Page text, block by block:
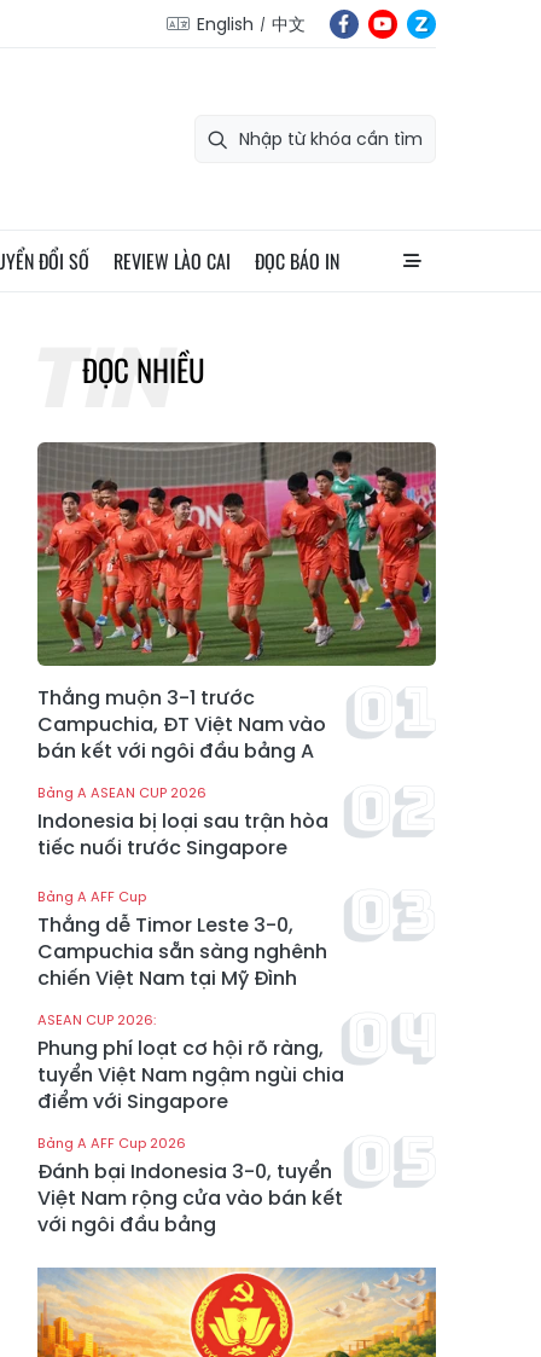
English 中文
ĐỔI SỐ REVIEW LÀO CAI ĐỌC BÁO IN
ĐỌC NHIỀU
Thắng muộn 3-1 trước
Campuchia, ĐT Việt Nam vào
bán kết với ngôi đầu bảng A
Bảng A ASEAN CUP 2026
Indonesia bị loại sau trận hòa
tiếc nuối trước Singapore
Bảng A AFF Cup
Thắng dễ Timor Leste 3-0,
Campuchia sẵn sàng nghênh
chiến Việt Nam tại Mỹ Đình
ASEAN CUP 2026:
Phung phí loạt cơ hội rõ ràng,
tuyển Việt Nam ngậm ngùi chia
điểm với Singapore
Bảng A AFF Cup 2026
Đánh bại Indonesia 3-0, tuyển
Việt Nam rộng cửa vào bán kết
với ngôi đầu bảng